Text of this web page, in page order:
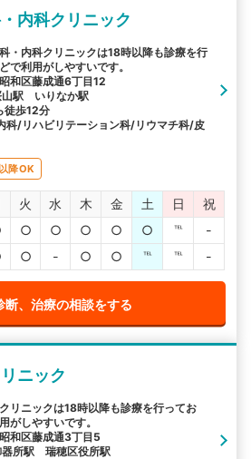
検索する
条件で絞り込む
の他の検索方法
内科クリニック
・内科クリニックは18時以降も診療を行
で利用がしやすいです。
和区藤成通6丁目12
駅 いりなか駅
徒歩12分
科/リハビリテーション科/リウマチ科/皮
降OK
火 水 木 金 土 日
祝
○ ○ ○ ○ ○ ℡
-
○ - ○ ○ ℡ ℡ -
断、治療の相談をする
ニック
リニックは18時以降も診療を行ってお
がしやすいです。
和区藤成通3丁目5
所駅 瑞穂区役所駅